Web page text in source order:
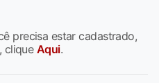
precisa estar cadastrado,
clique Aqui.